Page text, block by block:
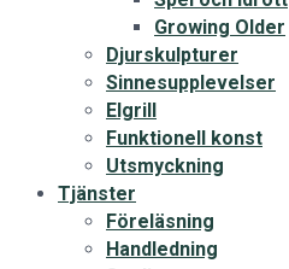
Growing Older
Djurskulpturer
Sinnesupplevelser
Elgrill
Funktionell konst
Utsmyckning
Tjänster
Föreläsning
Handledning